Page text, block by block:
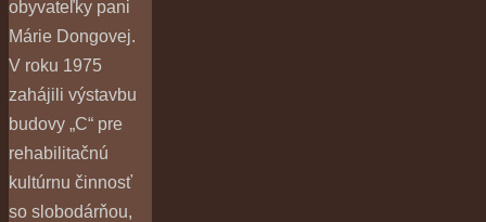
obyvateľky pani
Márie Dongovej.
V roku 1975
zahájili výstavbu
budovy „C“ pre
rehabilitačnú
kultúrnu činnosť
so slobodárňou,